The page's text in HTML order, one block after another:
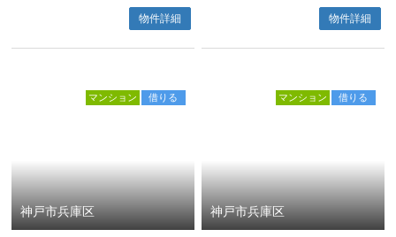
物件詳細 物件詳細
神戸市兵庫区
借りる
マンション
神戸市兵庫区
借りる
マンション